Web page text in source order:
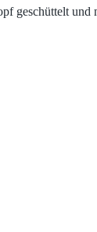
geschüttelt